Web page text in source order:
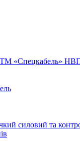
ТМ «Спецкабель»
силовий та